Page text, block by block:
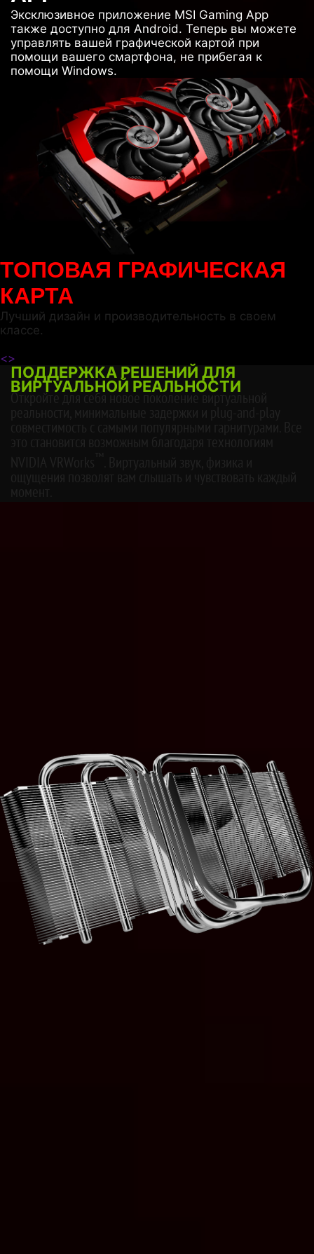
Эксклюзивное приложение MSI Gaming App
также доступно для Android. Теперь вы можете
управлять вашей графической картой при
помощи вашего смартфона, не прибегая к
помощи Windows.
ТОПОВАЯ ГРАФИЧЕСКАЯ
КАРТА
Лучший дизайн и производительность в своем
классе.
<>
ПОДДЕРЖКА РЕШЕНИЙ ДЛЯ
ВИРТУАЛЬНОЙ РЕАЛЬНОСТИ